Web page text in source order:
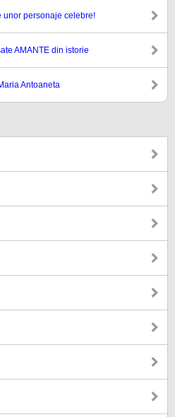
unor personaje celebre!
AMANTE din istorie
Antoaneta